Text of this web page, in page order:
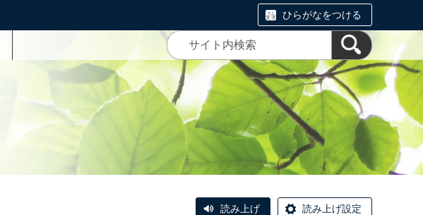
ひらがなをつける
読み上げ 読み上げ設定